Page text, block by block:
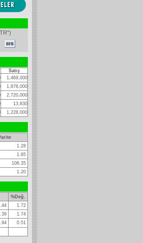
Satış
1,469,000
1,878,000
2,720,000
13,830
1,228,000
1.28
1.85
106.35
1.20
%Değ.
1.72
1.74
0.51